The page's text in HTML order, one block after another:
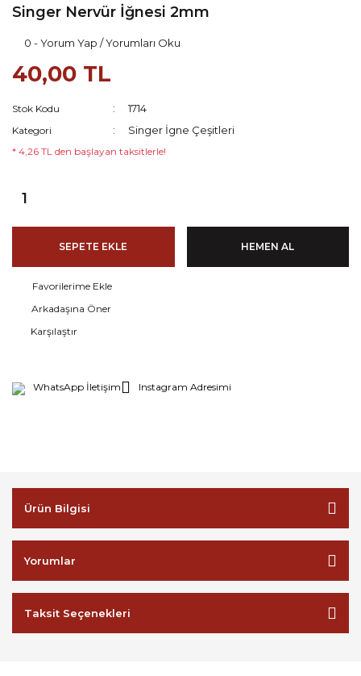
Singer Nervür İğnesi 2mm
0 - Yorum Yap / Yorumları Oku
40,00 TL
Stok Kodu 1714
Kategori Singer İgne Çeşitleri
* 4,26 TL den başlayan taksitlerle!
SEPETE EKLE HEMEN AL
Arkadaşına Öner
Karşılaştır
WhatsApp İletişim Instagram Adresimi
Ürün Bilgisi
Yorumlar
Taksit Seçenekleri